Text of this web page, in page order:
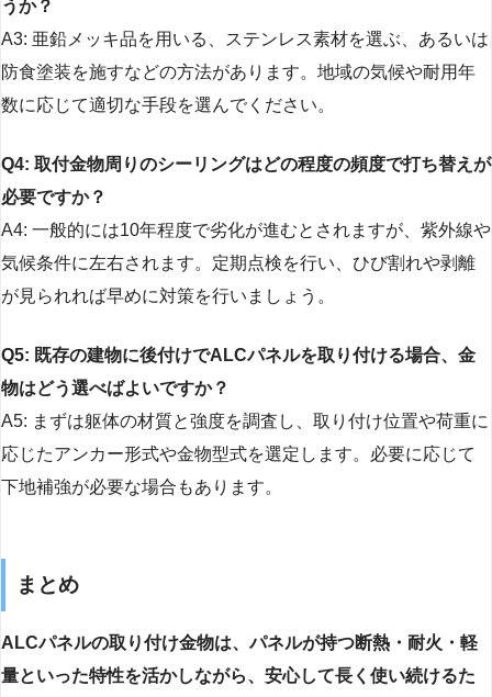
うか？
A3: 亜鉛メッキ品を用いる、ステンレス素材を選ぶ、あるいは
防食塗装を施すなどの方法があります。地域の気候や耐用年
数に応じて適切な手段を選んでください。
Q4: 取付金物周りのシーリングはどの程度の頻度で打ち替えが
必要ですか？
A4: 一般的には10年程度で劣化が進むとされますが、紫外線や
気候条件に左右されます。定期点検を行い、ひび割れや剥離
が見られれば早めに対策を行いましょう。
Q5: 既存の建物に後付けでALCパネルを取り付ける場合、金
物はどう選べばよいですか？
A5: まずは躯体の材質と強度を調査し、取り付け位置や荷重に
応じたアンカー形式や金物型式を選定します。必要に応じて
下地補強が必要な場合もあります。
まとめ
ALCパネルの取り付け金物は、パネルが持つ断熱・耐火・軽
量といった特性を活かしながら、安心して長く使い続けるた